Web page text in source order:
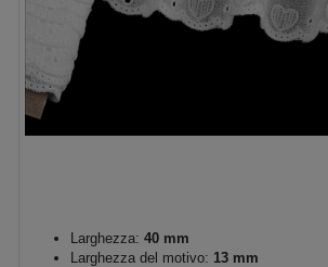
Larghezza: 40 mm
Larghezza del motivo: 13 mm